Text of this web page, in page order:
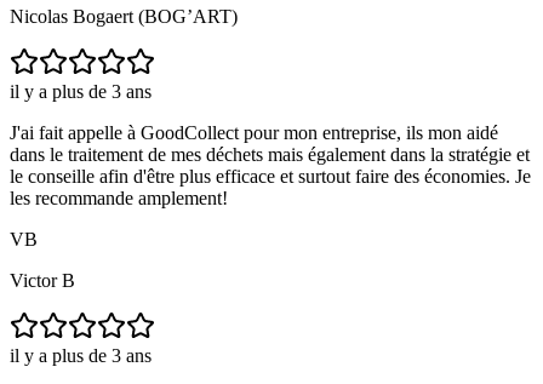
Nicolas Bogaert (BOG’ART)
il y a plus de 3 ans
J'ai fait appelle à GoodCollect pour mon entreprise, ils mon aidé
dans le traitement de mes déchets mais également dans la stratégie et
le conseille afin d'être plus efficace et surtout faire des économies. Je
les recommande amplement!
VB
Victor B
il y a plus de 3 ans